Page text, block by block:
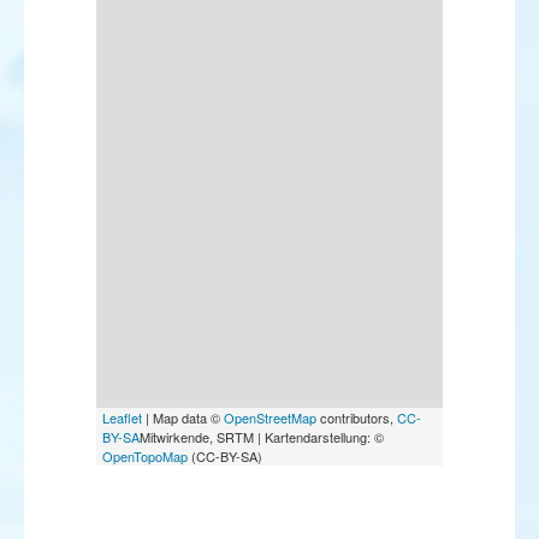
Leaflet | Map data ©OpenStreetMapcontributors, CC-
BY-SAMitwirkende, SRTM | Kartendarstellung: ©
OpenTopoMap (CC-BY-SA)